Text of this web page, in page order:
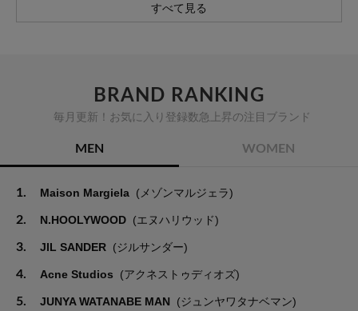
すべて見る
BRAND RANKING
毎月更新！お気に入り登録数急上昇の注目ブランド
MEN WOMEN
1. Maison Margiela (メゾンマルジェラ)
2. N.HOOLYWOOD (エヌハリウッド)
3. JIL SANDER (ジルサンダー)
4. Acne Studios (アクネストゥディオズ)
5. JUNYA WATANABE MAN (ジュンヤワタナベマン)